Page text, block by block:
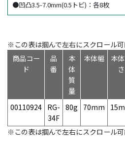
●凹凸3.5-7.0mm(0.5トビ)：各8枚
※この表は掴んで左右にスクロール可
商品コー
ド
品
番
本
体
質
量
本体幅
本
さ
00110924 RG-
34F
80g 70mm
※この表は掴んで左右にスクロール可